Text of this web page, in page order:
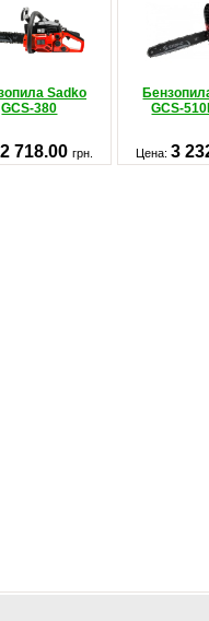
Sadko
GCS-380
GCS-
2 718.00грн. Цена: 3